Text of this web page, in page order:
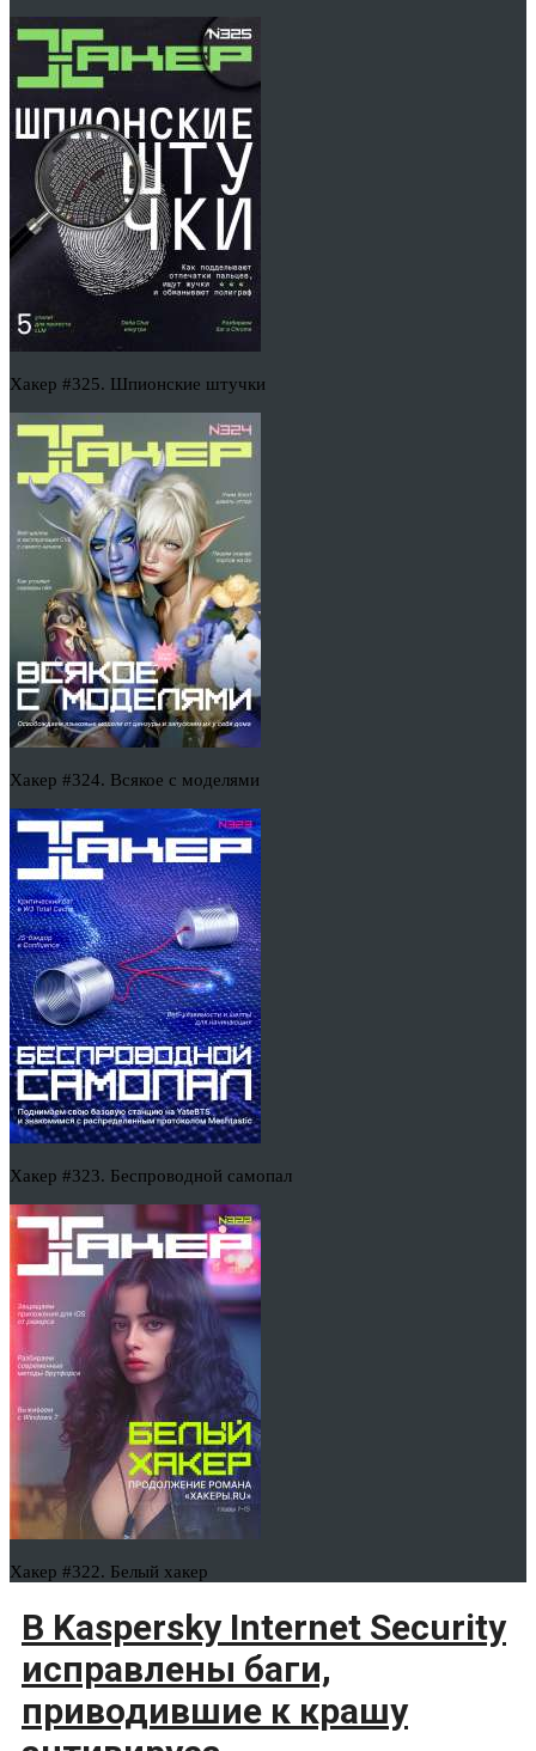
Хакер #325. Шпионские штучки
Хакер #324. Всякое с моделями
Хакер #323. Беспроводной самопал
Хакер #322. Белый хакер
В Kaspersky Internet Security
исправлены баги,
приводившие к крашу